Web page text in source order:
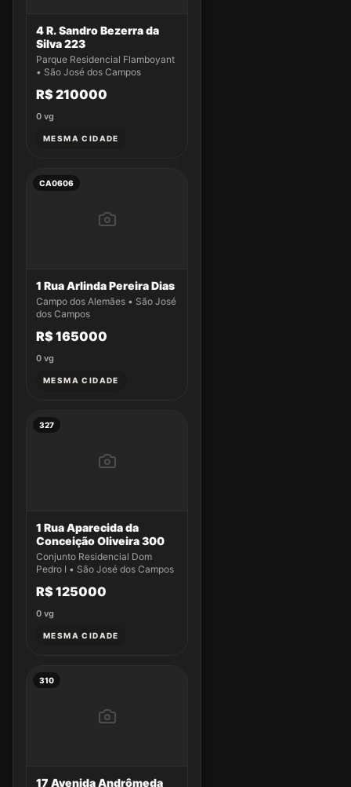
4 R. Sandro Bezerra da
Silva 223
Parque Residencial Flamboyant
• São José dos Campos
R$ 210000
0 vg
MESMA CIDADE
CA0606
1 Rua Arlinda Pereira Dias
Campo dos Alemães • São José
dos Campos
R$ 165000
0 vg
MESMA CIDADE
327
1 Rua Aparecida da
Conceição Oliveira 300
Conjunto Residencial Dom
Pedro I • São José dos Campos
R$ 125000
0 vg
MESMA CIDADE
310
17 Avenida Andrômeda